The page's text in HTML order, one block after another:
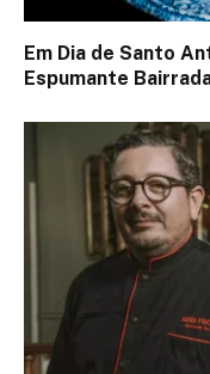
Em Dia de Santo
Espumante